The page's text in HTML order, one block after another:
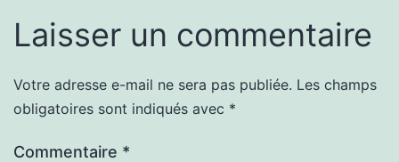
Laisser un commentaire
Votre adresse e-mail ne sera pas publiée. Les champs
obligatoires sont indiqués avec *
Commentaire *